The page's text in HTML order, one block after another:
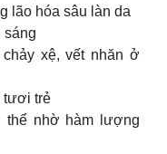
lão hóa sâu làn da
sáng
xệ, vết nhăn ở
tươi trẻ
thể nhờ hàm lượng